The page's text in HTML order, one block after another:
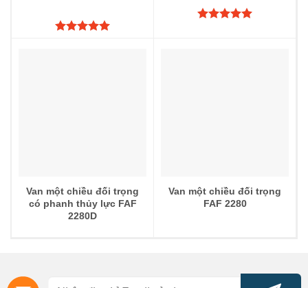
Van một chiều đối trọng
có phanh thủy lực FAF
2280D
Van một chiều đối trọng
FAF 2280